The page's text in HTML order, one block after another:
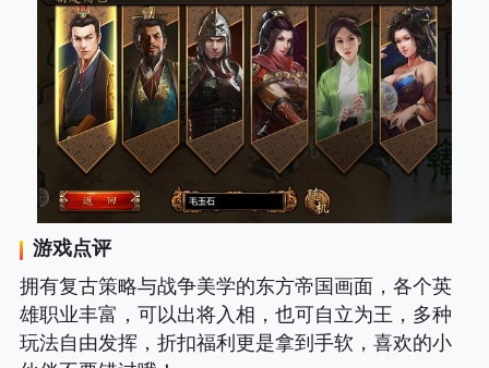
游戏点评
拥有复古策略与战争美学的东方帝国画面，各个英
雄职业丰富，可以出将入相，也可自立为王，多种
玩法自由发挥，折扣福利更是拿到手软，喜欢的小